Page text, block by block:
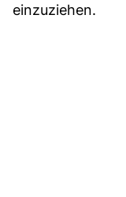
einzuziehen.